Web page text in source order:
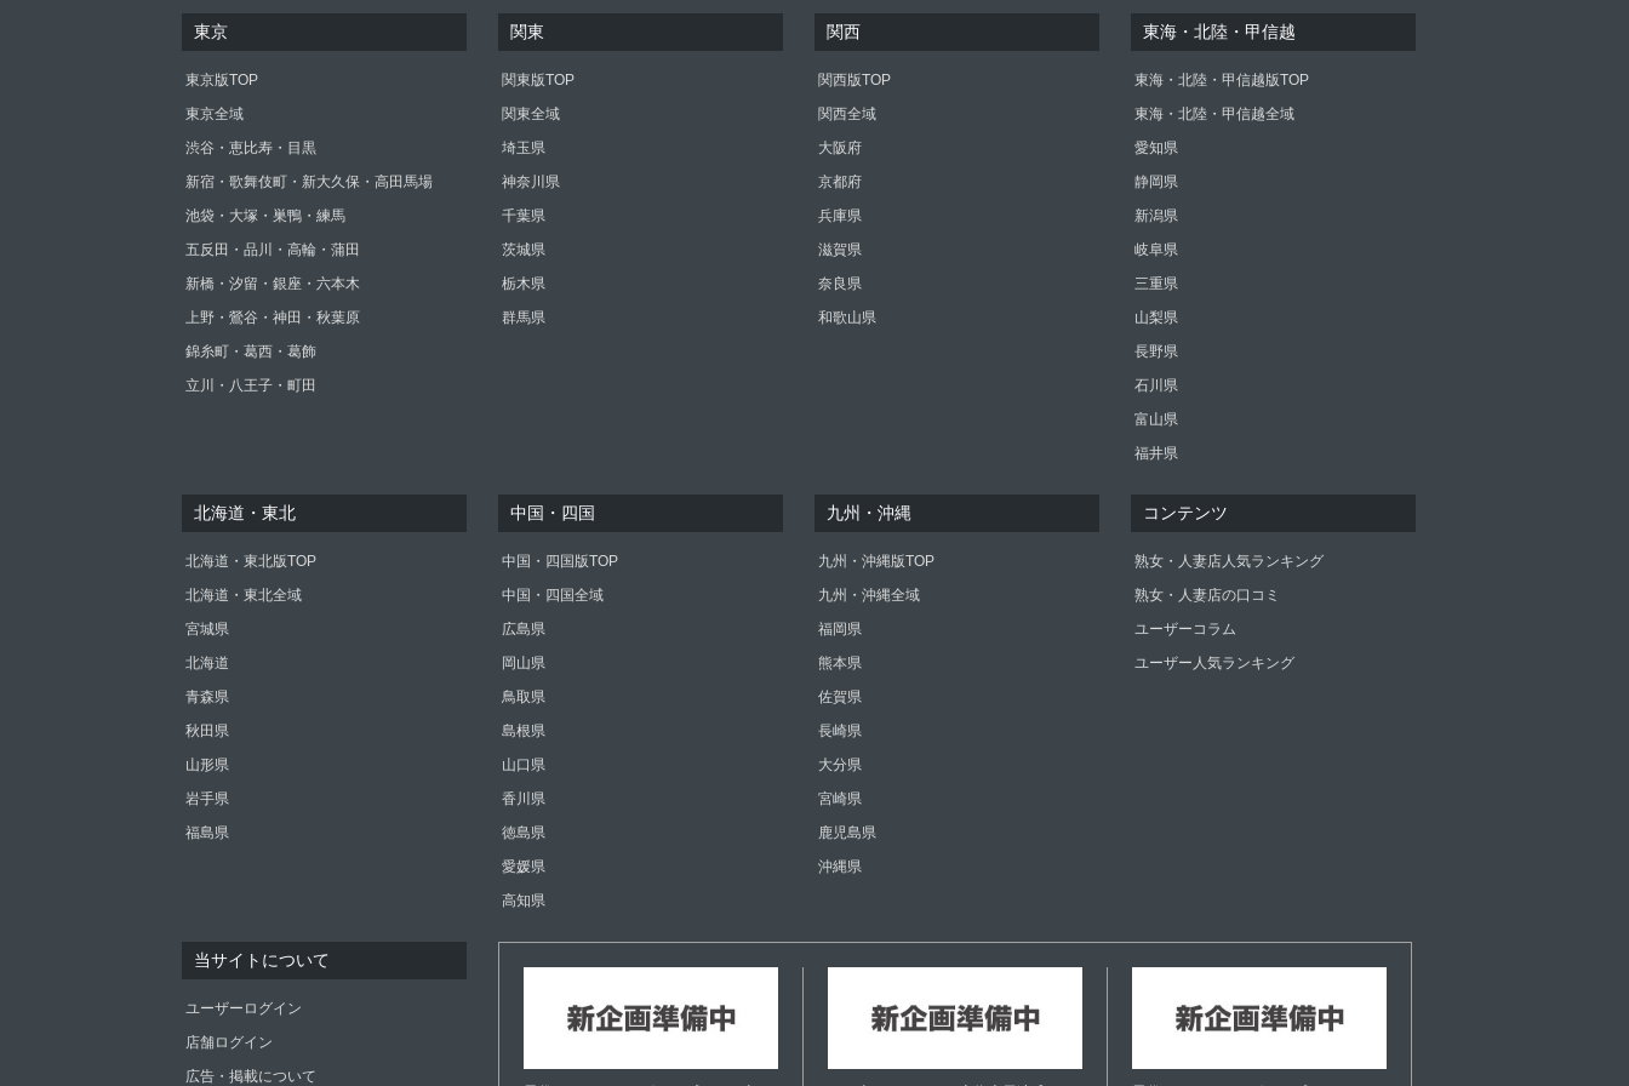
東京
東京版TOP
東京全域
渋谷・恵比寿・目黒
新宿・歌舞伎町・新大久保・高田馬場
池袋・大塚・巣鴨・練馬
五反田・品川・高輪・蒲田
新橋・汐留・銀座・六本木
上野・鶯谷・神田・秋葉原
錦糸町・葛西・葛飾
立川・八王子・町田
関東
関東版TOP
関東全域
埼玉県
神奈川県
千葉県
茨城県
栃木県
群馬県
関西
関西版TOP
関西全域
大阪府
京都府
兵庫県
滋賀県
奈良県
和歌山県
東海・北陸・甲信越
東海・北陸・甲信越版TOP
東海・北陸・甲信越全域
愛知県
静岡県
新潟県
岐阜県
三重県
山梨県
長野県
石川県
富山県
福井県
北海道・東北
北海道・東北版TOP
北海道・東北全域
宮城県
北海道
青森県
秋田県
山形県
岩手県
福島県
中国・四国
中国・四国版TOP
中国・四国全域
広島県
岡山県
鳥取県
島根県
山口県
香川県
徳島県
愛媛県
高知県
九州・沖縄
九州・沖縄版TOP
九州・沖縄全域
福岡県
熊本県
佐賀県
長崎県
大分県
宮崎県
鹿児島県
沖縄県
コンテンツ
熟女・人妻店人気ランキング
熟女・人妻店の口コミ
ユーザーコラム
ユーザー人気ランキング
当サイトについて
ユーザーログイン
店舗ログイン
広告・掲載について